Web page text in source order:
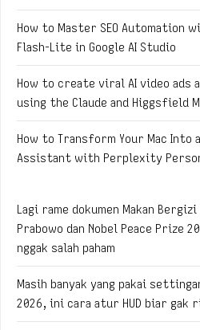
How to Master SEO Automation
Flash-Lite in Google AI Studio
How to create viral AI video ads
using the Claude and Higgsfield
How to Transform Your Mac Into
Assistant with Perplexity
Lagi rame dokumen Makan
Prabowo dan Nobel Peace Prize
nggak salah paham
Masih banyak yang pakai
2026, ini cara atur HUD biar gak